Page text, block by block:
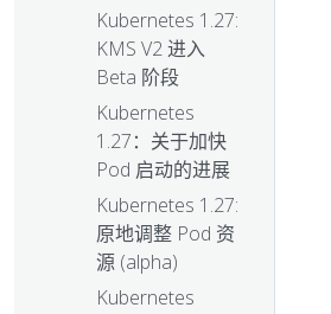
Kubernetes 1.27:
KMS V2 进入
Beta 阶段
Kubernetes
1.27：关于加快
Pod 启动的进展
Kubernetes 1.27:
原地调整 Pod 资
源 (alpha)
Kubernetes